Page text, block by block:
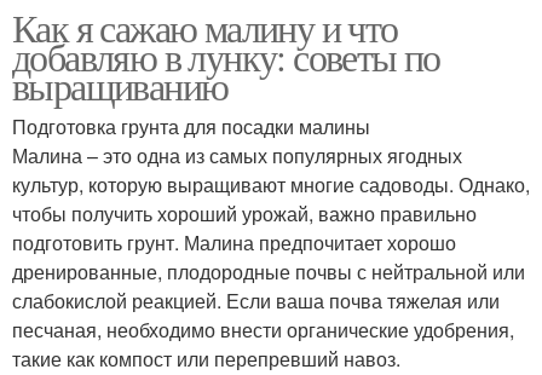
Как я сажаю малину и что
добавляю в лунку: советы по
выращиванию
Подготовка грунта для посадки малины
Малина – это одна из самых популярных ягодных
культур, которую выращивают многие садоводы. Однако,
чтобы получить хороший урожай, важно правильно
подготовить грунт. Малина предпочитает хорошо
дренированные, плодородные почвы с нейтральной или
слабокислой реакцией. Если ваша почва тяжелая или
песчаная, необходимо внести органические удобрения,
такие как компост или перепревший навоз.